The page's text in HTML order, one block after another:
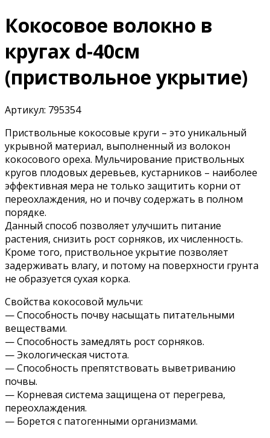
Кокосовое волокно в
кругах d-40см
(приствольное укрытие)
Артикул: 795354
Приствольные кокосовые круги – это уникальный
укрывной материал, выполненный из волокон
кокосового ореха. Мульчирование приствольных
кругов плодовых деревьев, кустарников – наиболее
эффективная мера не только защитить корни от
переохлаждения, но и почву содержать в полном
порядке.
Данный способ позволяет улучшить питание
растения, снизить рост сорняков, их численность.
Кроме того, приствольное укрытие позволяет
задерживать влагу, и потому на поверхности грунта
не образуется сухая корка.
Свойства кокосовой мульчи:
— Способность почву насыщать питательными
веществами.
— Способность замедлять рост сорняков.
— Экологическая чистота.
— Способность препятствовать выветриванию
почвы.
— Корневая система защищена от перегрева,
переохлаждения.
— Борется с патогенными организмами.